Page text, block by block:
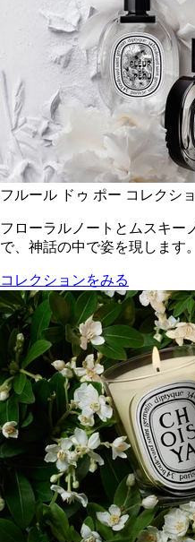
フルール ドゥ ポー コレクシ
フローラルノートとムスキー
で、神話の中で姿を現します。
コレクションをみる